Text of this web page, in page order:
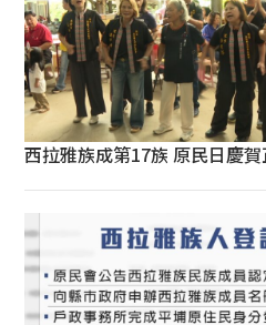
西拉雅族成第17族 原民日慶